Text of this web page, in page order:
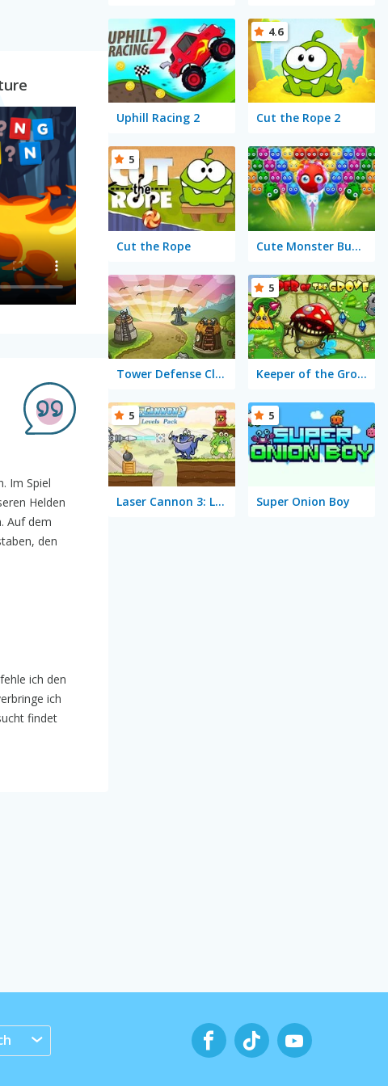
Im Spiel
Helden
Auf dem
den
ich den
ich
findet
Uphill Racing 2 Cut the Rope 2
4.6
Cut the Rope
5
Cute Monster Bubble Shooter
Tower Defense Clash Keeper of the Grove
5
Laser Cannon 3: Levels Pack
5
Super Onion Boy
5